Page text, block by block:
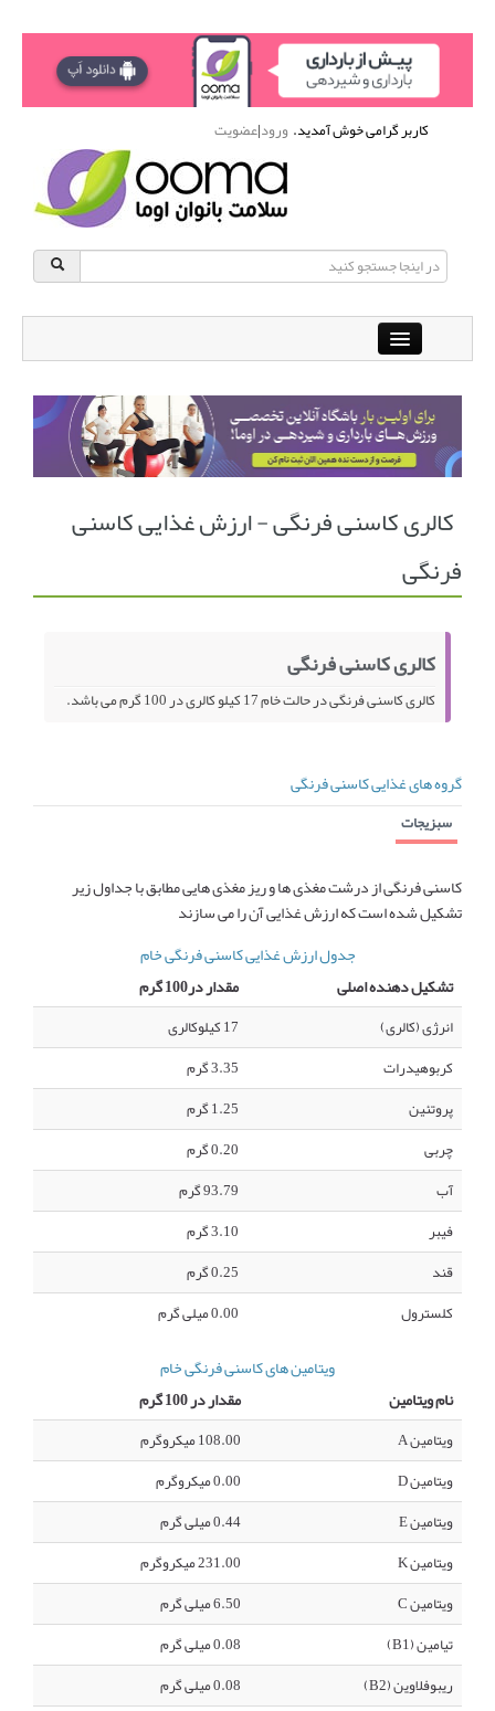
کاربر گرامی خوش آمدید.ورود|عضویت
باشگاه آنلاین ورزشی اوما
دانشنامه سلامت بانوان پرسش و پاسخ
انجمن متخصصین زنان و اوما انتخاب نام کودک
فهرست مواد غذایی
کالری کاسنی فرنگی - ارزش غذایی کاسنی
فرنگی
کالری کاسنی فرنگی
کالری کاسنی فرنگی در حالت خام 17 کیلو کالری در 100 گرم می باشد.
گروه های غذایی کاسنی فرنگی
سبزیجات
کاسنی فرنگی از درشت مغذی ها و ریز مغذی هایی مطابق با جداول زیر
تشکیل شده است که ارزش غذایی آن را می سازند
جدول ارزش غذایی کاسنی فرنگی خام
تشکیل دهنده اصلی
مقدار در100 گرم
انرژی (کالری)
17 کیلوکالری
کربوهیدرات
3.35 گرم
پروتئین
1.25 گرم
چربی
0.20 گرم
آب
93.79 گرم
فیبر
3.10 گرم
قند
0.25 گرم
کلسترول
0.00 میلی گرم
ویتامین های کاسنی فرنگی خام
نام ویتامین
مقدار در 100 گرم
ویتامین A
108.00 میکروگرم
ویتامین D
0.00 میکروگرم
ویتامین E
0.44 میلی گرم
ویتامین K
231.00 میکروگرم
ویتامین C
6.50 میلی گرم
تیامین (B1)
0.08 میلی گرم
ریبوفلاوین (B2)
0.08 میلی گرم